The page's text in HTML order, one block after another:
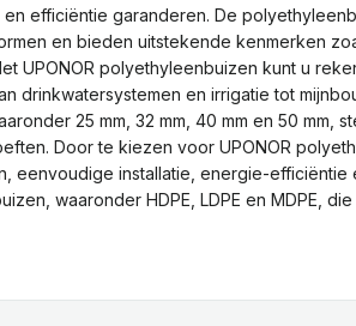
efficiëntie garanderen. De
en bieden uitstekende kenmerken
UPONOR polyethyleenbuizen kunt u
drinkwatersystemen en irrigatie tot
25 mm, 32 mm, 40 mm en 50 mm,
Door te kiezen voor UPONOR
eenvoudige installatie, energie-efficiëntie
waaronder HDPE, LDPE en MDPE,